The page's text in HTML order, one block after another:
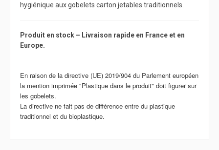
hygiénique aux gobelets carton jetables traditionnels.
Produit en stock – Livraison rapide en France et en
Europe.
En raison de la directive (UE) 2019/904 du Parlement européen
la mention imprimée "Plastique dans le produit" doit figurer sur
les gobelets.
La directive ne fait pas de différence entre du plastique
traditionnel et du bioplastique.